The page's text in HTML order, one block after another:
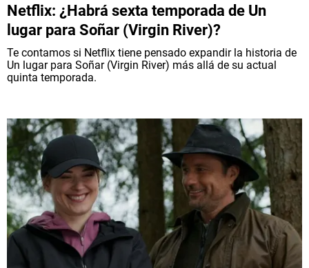
Netflix: ¿Habrá sexta temporada de Un
lugar para Soñar (Virgin River)?
Te contamos si Netflix tiene pensado expandir la historia de
Un lugar para Soñar (Virgin River) más allá de su actual
quinta temporada.